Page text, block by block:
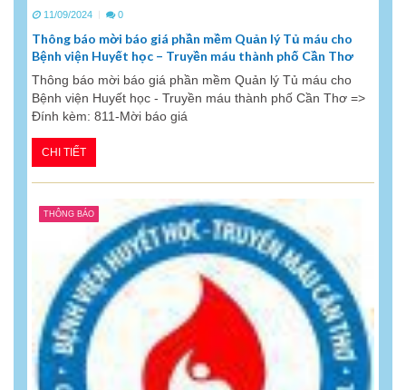
11/09/2024 0
Thông báo mời báo giá phần mềm Quản lý Tủ máu cho
Bệnh viện Huyết học – Truyền máu thành phố Cần Thơ
Thông báo mời báo giá phần mềm Quản lý Tủ máu cho
Bệnh viện Huyết học - Truyền máu thành phố Cần Thơ =>
Đính kèm: 811-Mời báo giá
CHI TIẾT
THÔNG BÁO